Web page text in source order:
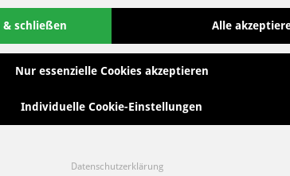
Kamenz-
Berliner AK 07 am 01.09.2013
schließen Alle
Nur essenzielle Cookies akzeptieren
Individuelle Cookie-Einstellungen
Datenschutzerklärung